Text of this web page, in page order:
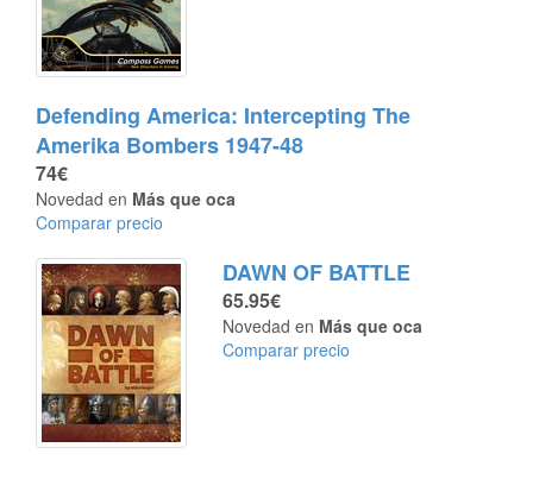
Defending America: Intercepting The
Amerika Bombers 1947-48
74€
Novedad en Más que oca
Comparar precio
DAWN OF BATTLE
65.95€
Novedad en Más que oca
Comparar precio